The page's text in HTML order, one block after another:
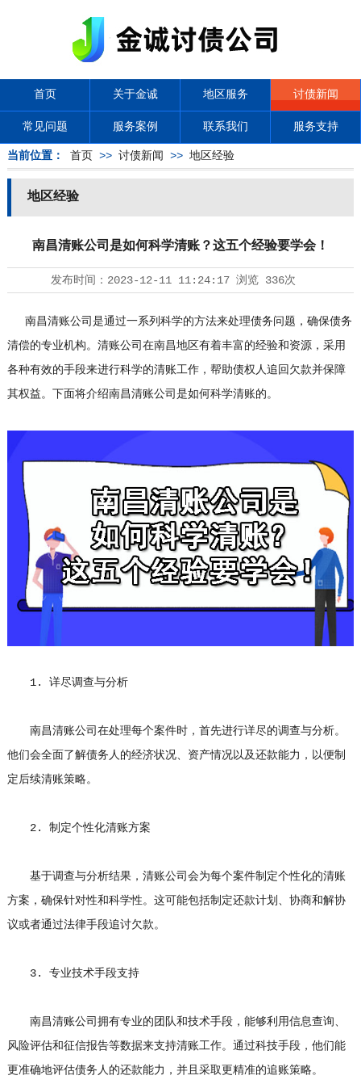
首页 关于金诚 地区服务 讨债新闻
常见问题 服务案例 联系我们 服务支持
当前位置： 首页 >> 讨债新闻 >> 地区经验
地区经验
南昌清账公司是如何科学清账？这五个经验要学会！
发布时间： 2023-12-11 11:24:17浏览 336次
南昌清账公司是通过一系列科学的方法来处理债务问题，确保债务
清偿的专业机构。清账公司在南昌地区有着丰富的经验和资源，采用
各种有效的手段来进行科学的清账工作，帮助债权人追回欠款并保障
其权益。下面将介绍南昌清账公司是如何科学清账的。
1. 详尽调查与分析
南昌清账公司在处理每个案件时，首先进行详尽的调查与分析。
他们会全面了解债务人的经济状况、资产情况以及还款能力，以便制
定后续清账策略。
2. 制定个性化清账方案
基于调查与分析结果，清账公司会为每个案件制定个性化的清账
方案，确保针对性和科学性。这可能包括制定还款计划、协商和解协
议或者通过法律手段追讨欠款。
3. 专业技术手段支持
南昌清账公司拥有专业的团队和技术手段，能够利用信息查询、
风险评估和征信报告等数据来支持清账工作。通过科技手段，他们能
更准确地评估债务人的还款能力，并且采取更精准的追账策略。